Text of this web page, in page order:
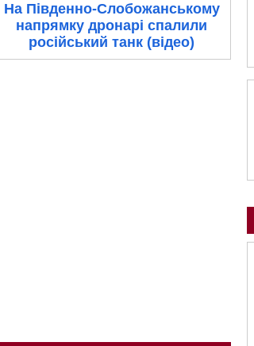
На Південно-Слобожанському
напрямку дронарі спалили
російський танк (відео)